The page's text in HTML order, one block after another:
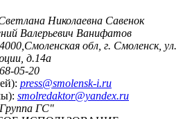
Николаевна Савенок
Валерьевич Ванифатов
обл, г. Смоленск, ул.
д.14а
05-20
press@smolensk-i.ru
smolredaktor@yandex.ru
ГС"